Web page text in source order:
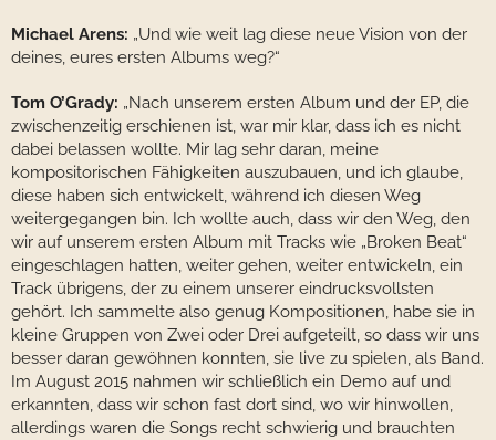
Michael Arens: „Und wie weit lag diese neue Vision von der
deines, eures ersten Albums weg?“
Tom O’Grady: „Nach unserem ersten Album und der EP, die
zwischenzeitig erschienen ist, war mir klar, dass ich es nicht
dabei belassen wollte. Mir lag sehr daran, meine
kompositorischen Fähigkeiten auszubauen, und ich glaube,
diese haben sich entwickelt, während ich diesen Weg
weitergegangen bin. Ich wollte auch, dass wir den Weg, den
wir auf unserem ersten Album mit Tracks wie „Broken Beat“
eingeschlagen hatten, weiter gehen, weiter entwickeln, ein
Track übrigens, der zu einem unserer eindrucksvollsten
gehört. Ich sammelte also genug Kompositionen, habe sie in
kleine Gruppen von Zwei oder Drei aufgeteilt, so dass wir uns
besser daran gewöhnen konnten, sie live zu spielen, als Band.
Im August 2015 nahmen wir schließlich ein Demo auf und
erkannten, dass wir schon fast dort sind, wo wir hinwollen,
allerdings waren die Songs recht schwierig und brauchten